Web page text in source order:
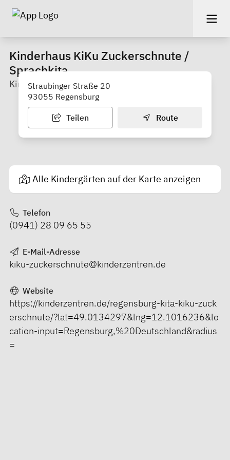
Kinderhaus KiKu Zuckerschnute /
Sprachkita
Kinderzentren Kunterbunt gGmbH
Straubinger Straße 20
93055 Regensburg
Teilen Route
Alle Kindergärten auf der Karte anzeigen
Telefon
(0941) 28 09 65 55
E-Mail-Adresse
kiku-zuckerschnute@kinderzentren.de
Website
https://kinderzentren.de/regensburg-kita-kiku-zuck
erschnute/?lat=49.0134297&lng=12.1016236&lo
cation-input=Regensburg,%20Deutschland&radius
=